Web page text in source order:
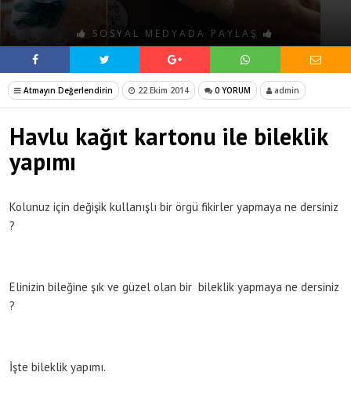
SOSYAL MEDYADA PAYLAŞ
Atmayın Değerlendirin 22 Ekim 2014 0 YORUM admin
Havlu kağıt kartonu ile bileklik
yapımı
Kolunuz için değişik kullanışlı bir örgü fikirler yapmaya ne dersiniz
?
Elinizin bileğine şık ve güzel olan bir bileklik yapmaya ne dersiniz
?
İşte bileklik yapımı.